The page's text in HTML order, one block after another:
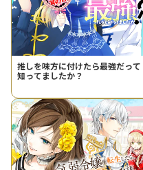
推しを味方に付けたら最強だって
知ってましたか？